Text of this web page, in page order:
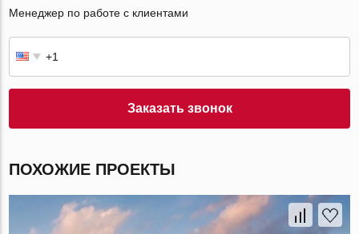
Менеджер по работе с клиентами
Заказать звонок
ПОХОЖИЕ ПРОЕКТЫ